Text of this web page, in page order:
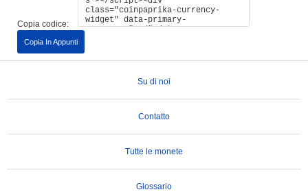
Copia codice:
Copia In Appunti
Su di noi
Contatto
Tutte le monete
Glossario